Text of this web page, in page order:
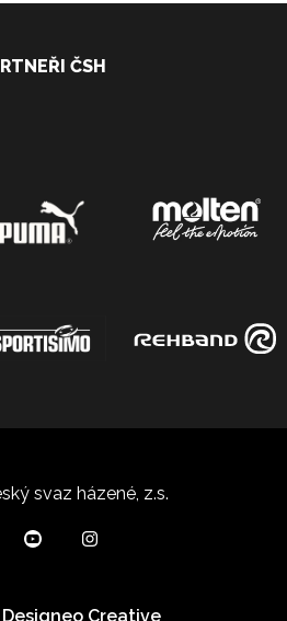
ČSH
svaz házené, z.s.
Designeo Creative